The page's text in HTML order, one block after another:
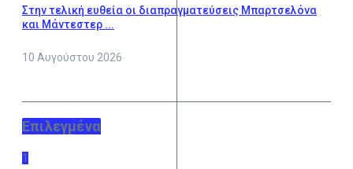
Στην τελική ευθεία οι διαπραγματεύσεις Μπαρτσελόνα
και Μάντεστερ ...
10 Αυγούστου 2026
Επιλεγμένα
1